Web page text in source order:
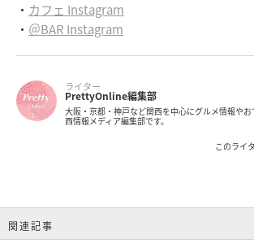
・ カフェ Instagram
・ ＠BAR Instagram
ライター
PrettyOnline編集部
大阪・京都・神戸など関西を中心にグルメ情報や
西情報メディア編集部です。
このライ
関連記事